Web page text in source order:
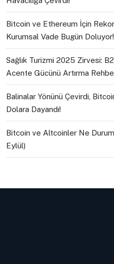
Bitcoin ve Ethereum İçin
Kurumsal Vade Bugün Doluyor!
Sağlık Turizmi 2025 Zirvesi:
Acente Gücünü Artırma
Balinalar Yönünü Çevirdi,
Dolara Dayandı!
Bitcoin ve Altcoinler Ne
Eylül)